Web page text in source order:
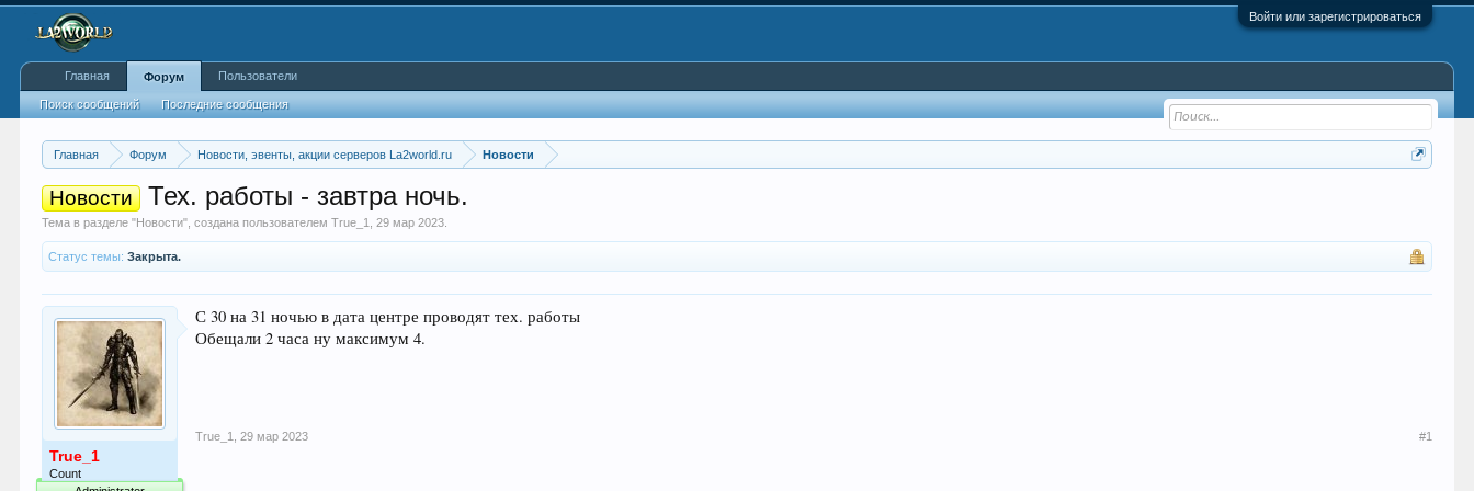
Войти или зарегистрироваться
Главная Форум Новости, эвенты, акции серверов La2world.ru Новости
Новости Тех. работы - завтра ночь.
Тема в разделе "Новости", создана пользователемTrue_1 ,29 мар 2023
Статус темы: Закрыта.
True_1
Count
С 30 на 31 ночью в дата центре проводят тех. работы
Обещали 2 часа ну максимум 4.
True_1 29 мар 2023 #1
Главная Форум
Поиск сообщений Последние сообщения
Пользователи